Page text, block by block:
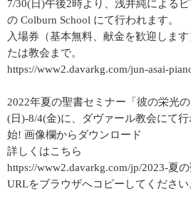
7/30(日)午後2時より、浅井純による
の Colburn School にて行われます。
入場券（基本無料、献金を歓迎しま
たは教会まで。
https://www2.davarkg.com/jun-asai-
2022年夏の聖書セミナー「彼の栄光
(日)-8/4(金)に、ダヴァール教会にて
始! 画像欄からダウンロード
詳しくはこちら
https://www2.davarkg.com/jp/2023-夏
URLをブラウザへコピーしてください